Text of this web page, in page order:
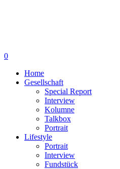
0
Home
Gesellschaft
Special Report
Interview
Kolumne
Talkbox
Portrait
Lifestyle
Portrait
Interview
Fundstück